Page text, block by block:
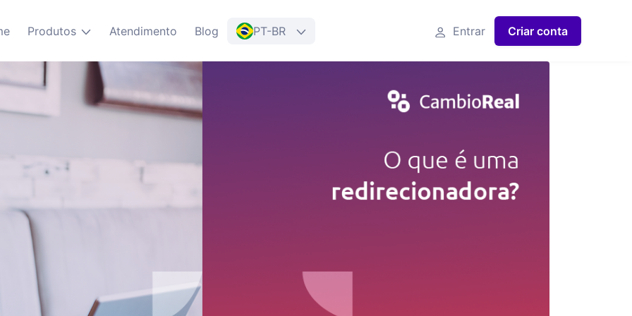
Produtos Atendimento Blog PT-BR Entrar Criar conta